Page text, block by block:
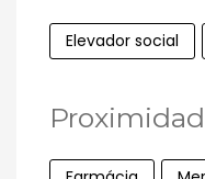
Elevador social